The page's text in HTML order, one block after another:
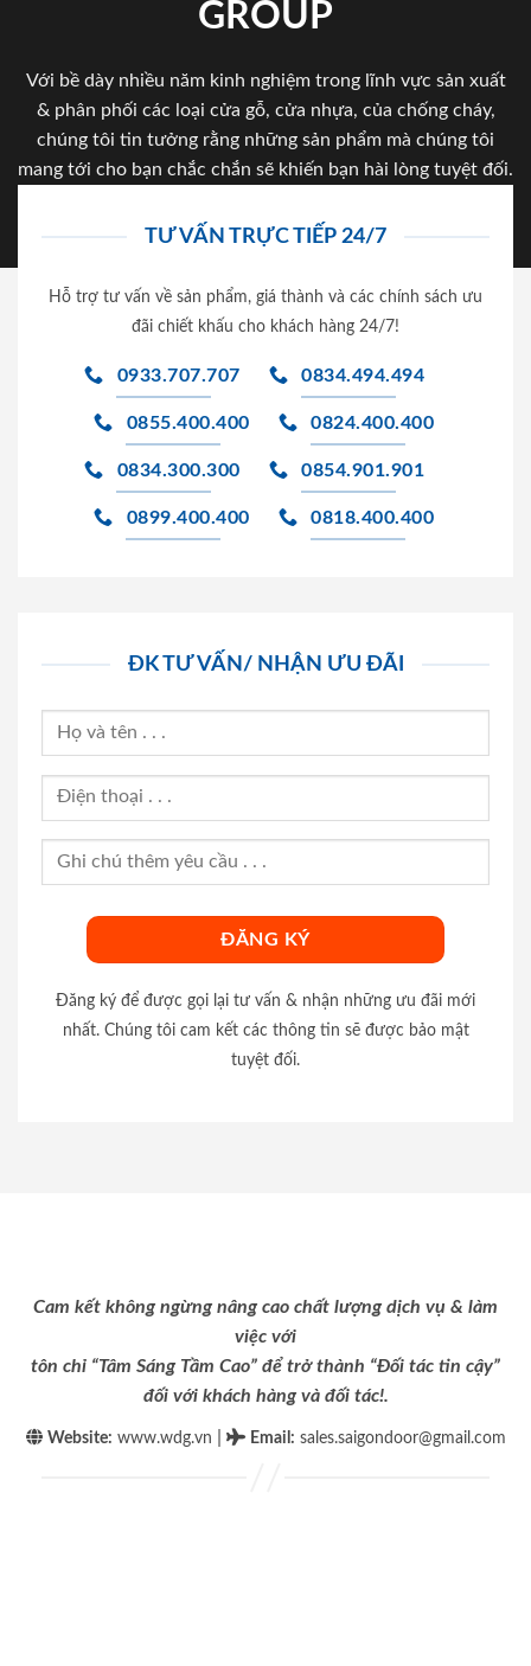
GROUP
Với bề dày nhiều năm kinh nghiệm trong lĩnh vực sản xuất
& phân phối các loại cửa gỗ, cửa nhựa, của chống cháy,
chúng tôi tin tưởng rằng những sản phẩm mà chúng tôi
mang tới cho bạn chắc chắn sẽ khiến bạn hài lòng tuyệt đối.
TƯ VẤN TRỰC TIẾP 24/7
Hỗ trợ tư vấn về sản phẩm, giá thành và các chính sách ưu
đãi chiết khấu cho khách hàng 24/7!
0933.707.707 0834.494.494
0855.400.400 0824.400.400
0834.300.300 0854.901.901
0899.400.400 0818.400.400
ĐK TƯ VẤN/ NHẬN ƯU ĐÃI
Đăng ký để được gọi lại tư vấn & nhận những ưu đãi mới
nhất. Chúng tôi cam kết các thông tin sẽ được bảo mật
tuyệt đối.
Cam kết không ngừng nâng cao chất lượng dịch vụ & làm
việc với
tôn chỉ “Tâm Sáng Tầm Cao” để trở thành “Đối tác tin cậy”
đối với khách hàng và đối tác!.
Website: www.wdg.vn Email : sales.saigondoor@gmail.com